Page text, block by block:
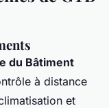
du Bâtiment
à distance
et